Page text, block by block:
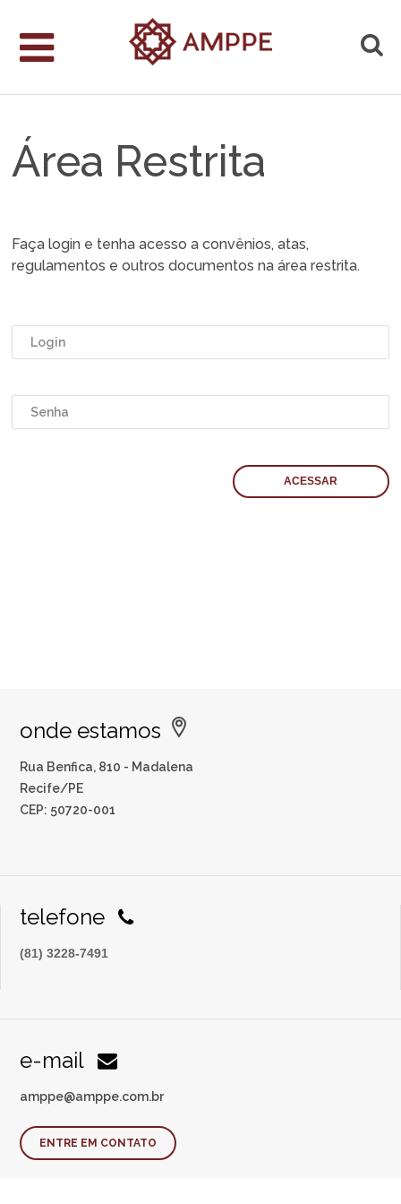
Área Restrita
Faça login e tenha acesso a convênios, atas,
regulamentos e outros documentos na área restrita.
onde estamos
Rua Benfica, 810 - Madalena
Recife/PE
CEP: 50720-001
telefone
(81) 3228-7491
e-mail
amppe@amppe.com.br
ENTRE EM CONTATO